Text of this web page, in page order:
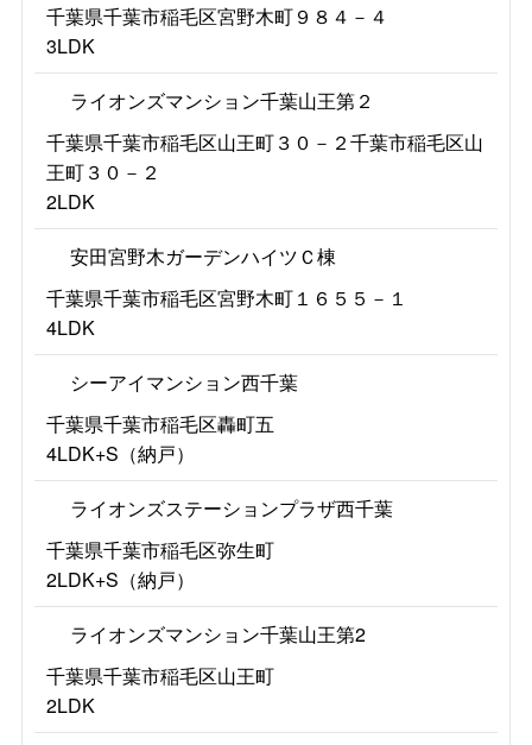
千葉県千葉市稲毛区宮野木町９８４－４
3LDK
ライオンズマンション千葉山王第２
千葉県千葉市稲毛区山王町３０－２千葉市稲毛区山
王町３０－２
2LDK
安田宮野木ガーデンハイツＣ棟
千葉県千葉市稲毛区宮野木町１６５５－１
4LDK
シーアイマンション西千葉
千葉県千葉市稲毛区轟町五
4LDK+S（納戸）
ライオンズステーションプラザ西千葉
千葉県千葉市稲毛区弥生町
2LDK+S（納戸）
ライオンズマンション千葉山王第2
千葉県千葉市稲毛区山王町
2LDK